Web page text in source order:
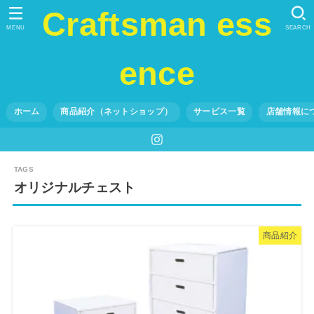
Craftsman ess
ence
ホーム 商品紹介（ネットショップ） サービス一覧 店舗情報に
SEARCH
MENU
オリジナルチェスト
商品紹介